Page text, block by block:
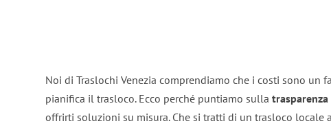
Noi di Traslochi Venezia comprendiamo che i costi sono un
pianifica il trasloco. Ecco perché puntiamo sulla
offrirti soluzioni su misura. Che si tratti di un trasloco locale